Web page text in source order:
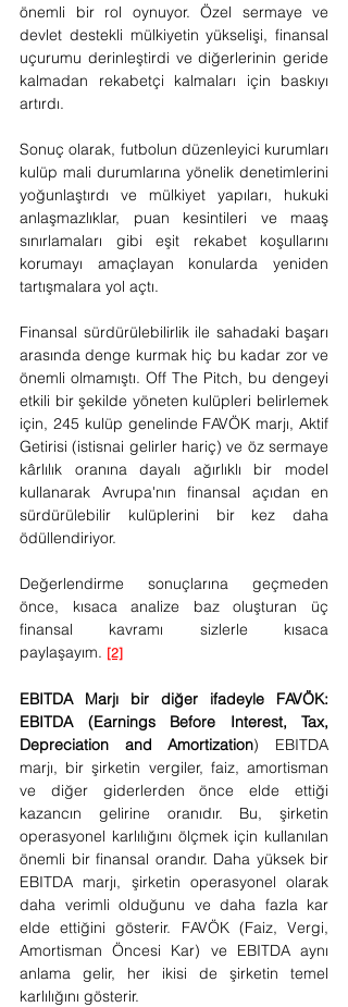
önemli bir rol oynuyor. Özel sermaye ve
devlet destekli mülkiyetin yükselişi, finansal
uçurumu derinleştirdi ve diğerlerinin geride
kalmadan rekabetçi kalmaları için baskıyı
artırdı.
Sonuç olarak, futbolun düzenleyici kurumları
kulüp mali durumlarına yönelik denetimlerini
yoğunlaştırdı ve mülkiyet yapıları, hukuki
anlaşmazlıklar, puan kesintileri ve maaş
sınırlamaları gibi eşit rekabet koşullarını
korumayı amaçlayan konularda yeniden
tartışmalara yol açtı.
Finansal sürdürülebilirlik ile sahadaki başarı
arasında denge kurmak hiç bu kadar zor ve
önemli olmamıştı. Off The Pitch, bu dengeyi
etkili bir şekilde yöneten kulüpleri belirlemek
için, 245 kulüp genelinde FAVÖK marjı, Aktif
Getirisi (istisnai gelirler hariç) ve öz sermaye
kârlılık oranına dayalı ağırlıklı bir model
kullanarak Avrupa'nın finansal açıdan en
sürdürülebilir kulüplerini bir kez daha
ödüllendiriyor.
Değerlendirme sonuçlarına geçmeden
önce, kısaca analize baz oluşturan üç
finansal kavramı sizlerle kısaca
paylaşayım. [2]
EBITDA Marjı bir diğer ifadeyle FAVÖK:
EBITDA
(Earnings Before Interest, Tax,
Depreciation and Amortization) EBITDA
marjı, bir şirketin vergiler, faiz, amortisman
ve diğer giderlerden önce elde ettiği
kazancın gelirine oranıdır. Bu, şirketin
operasyonel karlılığını ölçmek için kullanılan
önemli bir finansal orandır. Daha yüksek bir
EBITDA marjı, şirketin operasyonel olarak
daha verimli olduğunu ve daha fazla kar
elde ettiğini gösterir. FAVÖK (Faiz, Vergi,
Amortisman Öncesi Kar) ve EBITDA aynı
anlama gelir, her ikisi de şirketin temel
karlılığını gösterir.